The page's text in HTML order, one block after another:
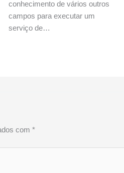
conhecimento de vários outros
campos para executar um
serviço de…
com*